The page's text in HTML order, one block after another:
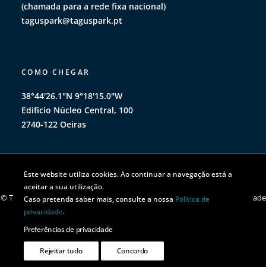
(chamada para a rede fixa nacional)
taguspark@taguspark.pt
COMO CHEGAR
38°44'26.1"N 9°18'15.0"W
Edifício Núcleo Central, 100
2740-122 Oeiras
© TAGUSPARK 2026 | Todos os direitos reservados |Política de privacidade
Este website utiliza cookies. Ao continuar a navegação está a
aceitar a sua utilização.
Caso pretenda saber mais, consulte a nossa Política de
privacidade.
Preferências de privacidade
Rejeitar tudo Concordo